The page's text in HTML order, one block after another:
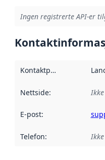
Ingen registrerte API-er
Kontaktpunkt
Nettside:
E-post:
Telefon: